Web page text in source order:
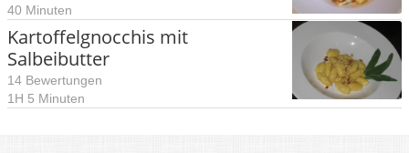
40 Minuten
Kartoffelgnocchis mit
Salbeibutter
14 Bewertungen
1H 5 Minuten